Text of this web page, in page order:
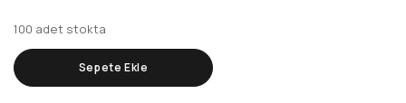
100 adet stokta
Sepete Ekle